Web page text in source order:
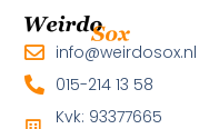
info@weirdosox.nl
015-214 13 58
Kvk: 93377665